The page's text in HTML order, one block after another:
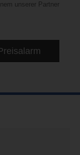
unserer Partner